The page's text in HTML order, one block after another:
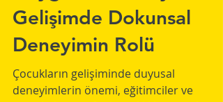
Ütopya Ergoterapi
12 Ara 2023
Duygusal ve Sosyal
Gelişimde Dokunsal